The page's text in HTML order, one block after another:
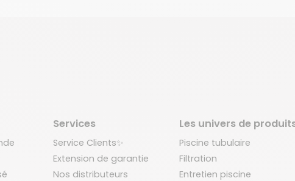
Services
Service Clients✨
Extension de garantie
Nos distributeurs
Les univers de
Piscine tubulaire
Filtration
Entretien piscine